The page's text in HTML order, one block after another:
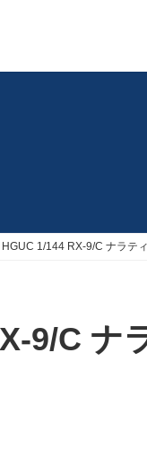
HGUC 1/144 RX-9/C ナラテ
9/C ナ